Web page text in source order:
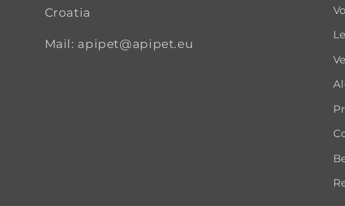
Croatia
Mail: apipet@apipet.eu